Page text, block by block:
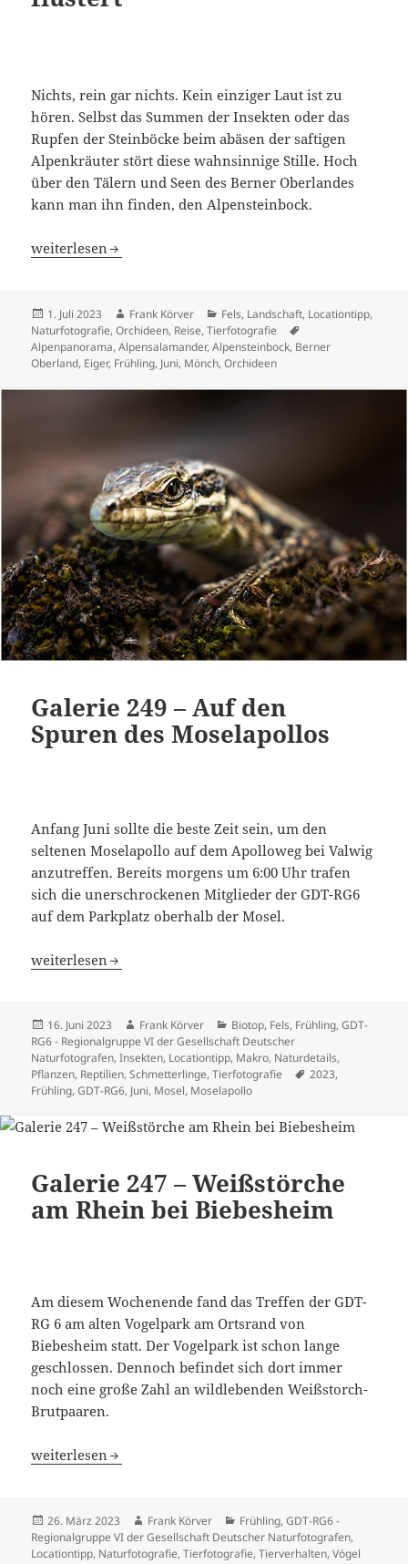
Nichts, rein gar nichts. Kein einziger Laut ist zu
hören. Selbst das Summen der Insekten oder das
Rupfen der Steinböcke beim abäsen der saftigen
Alpenkräuter stört diese wahnsinnige Stille. Hoch
über den Tälern und Seen des Berner Oberlandes
kann man ihn finden, den Alpensteinbock.
Galerie 251 – Wo die Stille flüstert
weiterlesen
Veröffentlicht
am
1. Juli 2023 Autor
Frank Körver Kategorien
Fels, Landschaft, Locationtipp,
Naturfotografie,Orchideen, Reise,Tierfotografie
Alpenpanorama,Alpensalamander,Alpensteinbock, Berner
Oberland, Eiger, Frühling, Juni, Mönch,Orchideen
Galerie 249 – Auf den
Spuren des Moselapollos
Anfang Juni sollte die beste Zeit sein, um den
seltenen Moselapollo auf dem Apolloweg bei Valwig
anzutreffen. Bereits morgens um 6:00 Uhr trafen
sich die unerschrockenen Mitglieder der GDT-RG6
auf dem Parkplatz oberhalb der Mosel.
Galerie 249 – Auf den Spuren des Moselapollos
weiterlesen
Veröffentlicht
am
16. Juni 2023 Autor
Frank Körver Kategorien
Biotop, Fels, Frühling,GDT-
RG6 - Regionalgruppe VI der Gesellschaft Deutscher
Naturfotografen,Insekten, Locationtipp, Makro, Naturdetails,
Pflanzen, Reptilien,Schmetterlinge,Tierfotografie Schlagwörter
2023,
Frühling,GDT-RG6, Juni, Mosel, Moselapollo
Galerie 247 – Weißstörche
am Rhein bei Biebesheim
Am diesem Wochenende fand das Treffen der GDT-
RG 6 am alten Vogelpark am Ortsrand von
Biebesheim statt. Der Vogelpark ist schon lange
geschlossen. Dennoch befindet sich dort immer
noch eine große Zahl an wildlebenden Weißstorch-
Brutpaaren.
Galerie 247 – Weißstörche am Rhein bei Biebesheim
weiterlesen
Veröffentlicht
am
26. März 2023 Autor
Frank Körver Kategorien
Frühling,GDT-RG6 -
Regionalgruppe VI der Gesellschaft Deutscher Naturfotografen,
Locationtipp, Naturfotografie,Tierfotografie,Tierverhalten,Vögel